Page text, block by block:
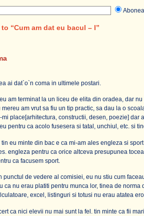
“Cum am dat eu bacul – I”
ai dat`o`n coma in ultimele postari.
am terminat la un liceu de elita din oradea, dar
mereu am vrut sa fiu un tip practic, sa dau la o
mi place[arhitectura, constructii, desen, poezie] dar
pentru ca acolo fusesera si tatal, unchiul, etc. si
tin eu minte din bac e ca mi-am ales engleza si
engleza pentru ca orice altceva presupunea
ca facusem sport.
punctul de vedere al comisiei, eu nu stiu cum
ca nu erau platiti pentru munca lor, tinea de norma
excel, listinguri si totusi nu erau atatea
ca nici elevii nu mai sunt la fel. tin minte ca fii